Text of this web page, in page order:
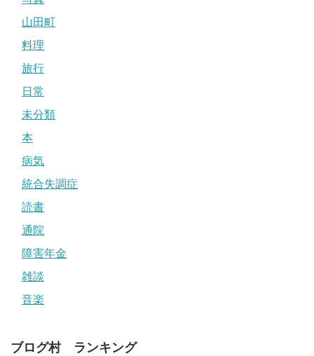
山田町
料理
旅行
日常
未分類
本
病気
統合失調症
読書
通院
障害年金
雑談
音楽
ブログ村 ランキング